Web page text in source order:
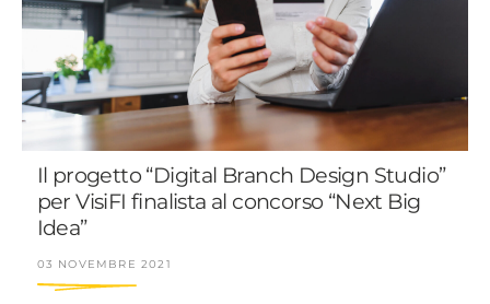
Il progetto “Digital Branch Design Studio”
per VisiFI finalista al concorso “Next Big
Idea”
03 NOVEMBRE 2021